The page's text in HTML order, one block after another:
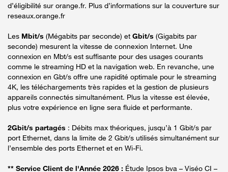
d’éligibilité sur orange.fr. Plus d’informations sur la couverture sur
reseaux.orange.fr
Les Mbit/s (Mégabits par seconde) et Gbit/s (Gigabits par
seconde) mesurent la vitesse de connexion Internet. Une
connexion en Mbt/s est suffisante pour des usages courants
comme le streaming HD et la navigation web. En revanche, une
connexion en Gbt/s offre une rapidité optimale pour le streaming
4K, les téléchargements très rapides et la gestion de plusieurs
appareils connectés simultanément. Plus la vitesse est élevée,
plus votre expérience en ligne sera fluide et performante.
2Gbit/s partagés : Débits max théoriques, jusqu’à 1 Gbit/s par
port Ethernet, dans la limite de 2 Gbit/s utilisés simultanément sur
l’ensemble des ports Ethernet et en Wi-Fi.
** Service Client de l'Année 2026 : Étude Ipsos bva – Viséo CI –